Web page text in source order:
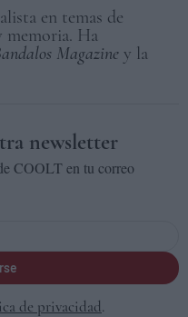
en temas de
memoria. Ha
Magazine y la
newsletter
COOLT en tu correo
de privacidad.